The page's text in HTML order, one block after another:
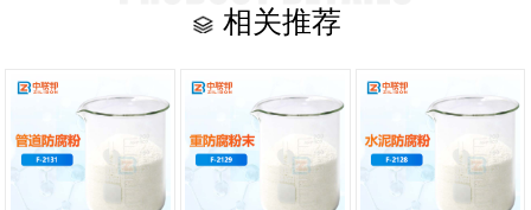
相关推荐